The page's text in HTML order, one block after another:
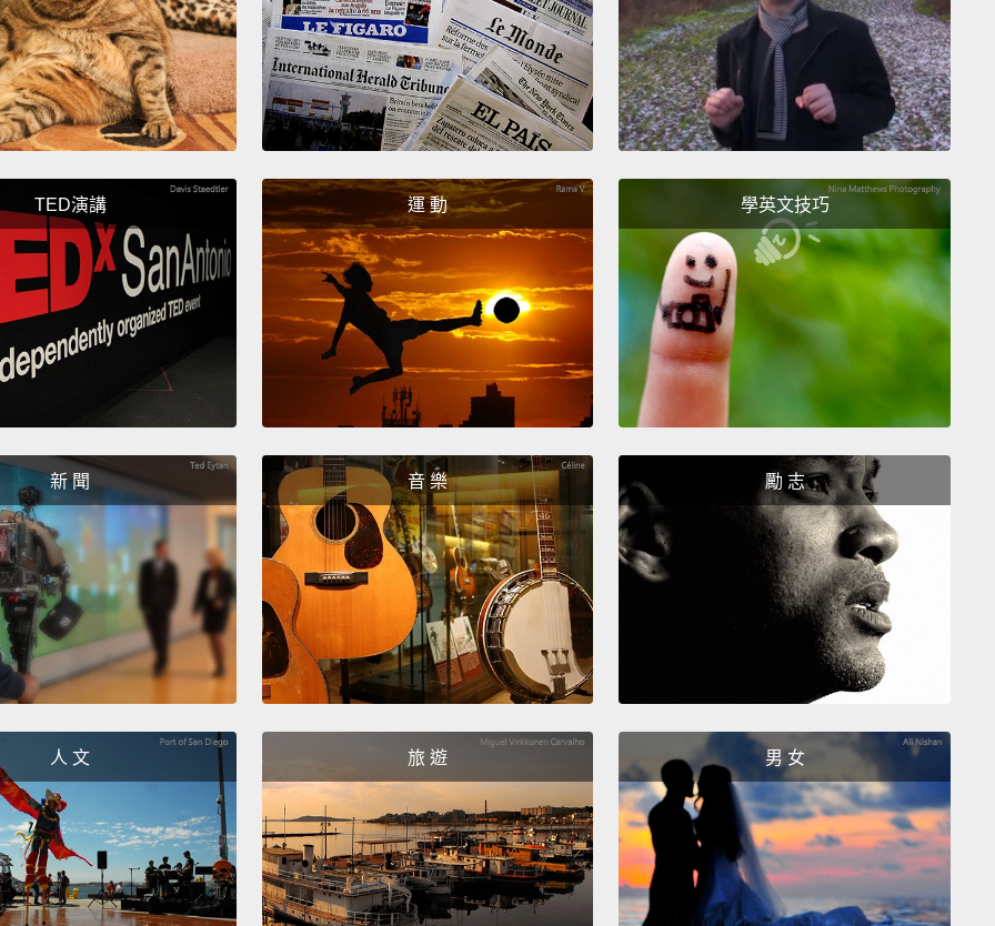
我知道她就坐在那，但妳不能作弊偷看她，知道嗎？
Okay.
好。
can draw them both if you want.
嗯。那麼我們可以畫妳媽媽或爸爸，或者妳想要的話，我們也
可以兩個都畫。
Can I draw my mom, dad, and grandma?
我可以畫我的媽媽、爸爸還有奶奶嗎？
Sure.
可以啊。
Do you wanna start with your mom or your dad?
你想從媽媽還是爸爸開始？
Let's say my dad because he's the weirdest of the family.
我們先來說我爸好了，因為他是家裡最怪的人。
Why is he the weirdest?
他為什麼最怪？
He farts all the time.
他一直放屁。
Should we just start drawing, then?
那我們就開始畫囉？
TED演講 運 動 學英文技巧
新 聞 音 樂 勵 志
人 文 旅 遊 男 女